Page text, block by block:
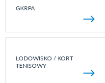
GKRPA
LODOWISKO / KORT
TENISOWY